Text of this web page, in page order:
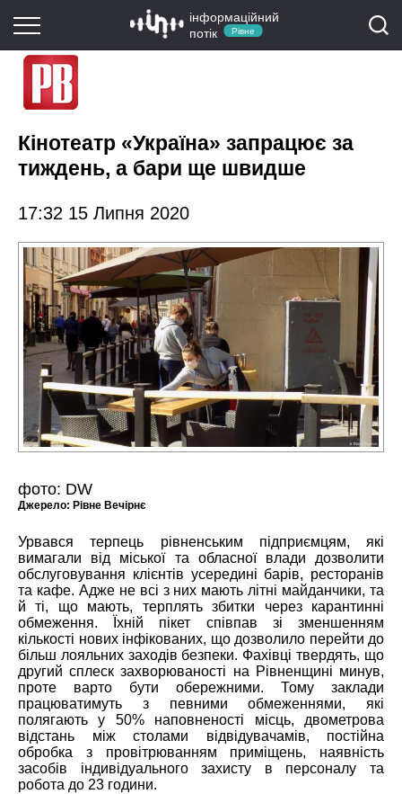
інформаційний
потік
Рівне
Кінотеатр «Україна» запрацює за
тиждень, а бари ще швидше
17:32 15 Липня 2020
фото: DW
Джерело: Рівне Вечірнє
Урвався терпець рівненським підприємцям, які
вимагали від міської та обласної влади дозволити
обслуговування клієнтів усередині барів, ресторанів
та кафе. Адже не всі з них мають літні майданчики, та
й ті, що мають, терплять збитки через карантинні
обмеження. Їхній пікет співпав зі зменшенням
кількості нових інфікованих, що дозволило перейти до
більш лояльних заходів безпеки. Фахівці твердять, що
другий сплеск захворюваності на Рівненщині минув,
проте варто бути обережними. Тому заклади
працюватимуть з певними обмеженнями, які
полягають у 50% наповненості місць, двометрова
відстань між столами відвідувачамів, постійна
обробка з провітрюванням приміщень, наявність
засобів індивідуального захисту в персоналу та
робота до 23 години.